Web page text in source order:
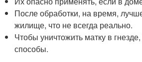
После обработки, на время,
жилище, что не всегда реально.
Чтобы уничтожить матку в
способы.